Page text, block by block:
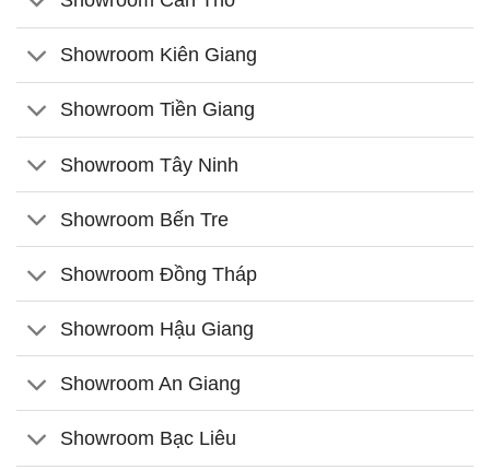
Showroom Kiên Giang
Showroom Tiền Giang
Showroom Tây Ninh
Showroom Bến Tre
Showroom Đồng Tháp
Showroom Hậu Giang
Showroom An Giang
Showroom Bạc Liêu